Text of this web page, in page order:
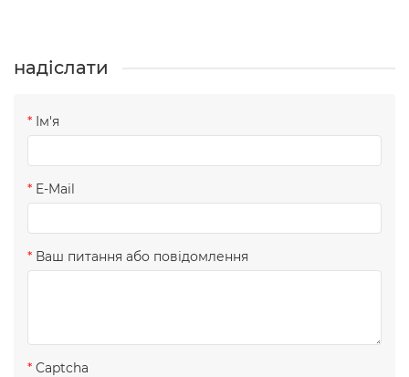
надіслати
Ім'я
E-Mail
Ваш питання або повідомлення
Captcha